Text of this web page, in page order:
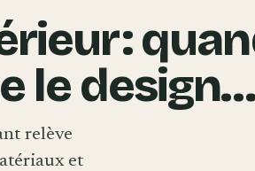
:
le design…
relève
et